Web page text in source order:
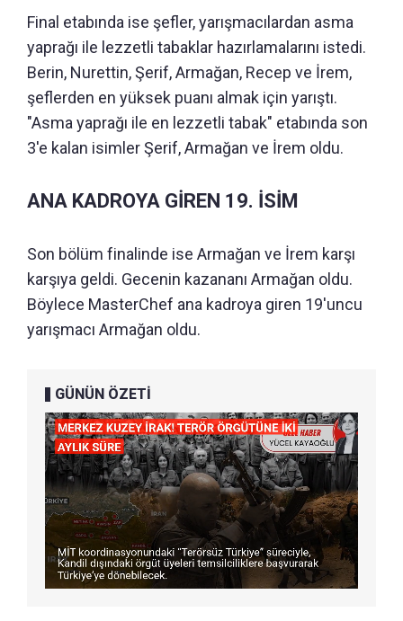
Final etabında ise şefler, yarışmacılardan asma
yaprağı ile lezzetli tabaklar hazırlamalarını istedi.
Berin, Nurettin, Şerif, Armağan, Recep ve İrem,
şeflerden en yüksek puanı almak için yarıştı.
"Asma yaprağı ile en lezzetli tabak" etabında son
3'e kalan isimler Şerif, Armağan ve İrem oldu.
ANA KADROYA GİREN 19. İSİM
Son bölüm finalinde ise Armağan ve İrem karşı
karşıya geldi. Gecenin kazananı Armağan oldu.
Böylece MasterChef ana kadroya giren 19'uncu
yarışmacı Armağan oldu.
GÜNÜN ÖZETİ